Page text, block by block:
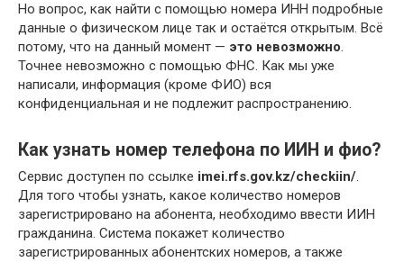
Но вопрос, как найти с помощью номера ИНН подробные
данные о физическом лице так и остаётся открытым. Всё
потому, что на данный момент — это невозможно.
Точнее невозможно с помощью ФНС. Как мы уже
написали, информация (кроме ФИО) вся
конфиденциальная и не подлежит распространению.
Как узнать номер телефона по ИИН и фио?
Сервис доступен по ссылке imei.rfs.gov.kz/checkiin/.
Для того чтобы узнать, какое количество номеров
зарегистрировано на абонента, необходимо ввести ИИН
гражданина. Система покажет количество
зарегистрированных абонентских номеров, а также